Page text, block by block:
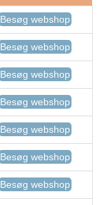
Besøg webshop
Besøg webshop
Besøg webshop
Besøg webshop
Besøg webshop
Besøg webshop
Besøg webshop